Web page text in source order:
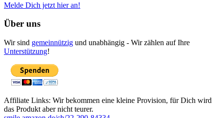
Melde Dich jetzt hier an!
Über uns
Wir sind gemeinnützig und unabhängig - Wir zählen auf Ihre
Unterstützung!
Affiliate Links: Wir bekommen eine kleine Provision, für Dich wird
das Produkt aber nicht teurer.